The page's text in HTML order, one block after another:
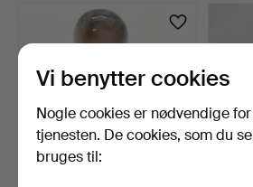
Vi benytter cookies
Nogle cookies er nødvendige
tjenesten. De cookies, som du
bruges til: